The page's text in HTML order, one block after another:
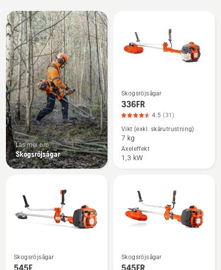
Alla
produkter
Läs mer om
Skogsröjsågar
Se
mer
information
om
336FR,
produktbetyg
Skogsröjsågar
336FR
4.5 (31)
Vikt (exkl. skärutrustning)
7 kg
Axeleffekt
1,3 kW
SeSkogsröjsågar
545F
SeSkogsröjsågar
545FR